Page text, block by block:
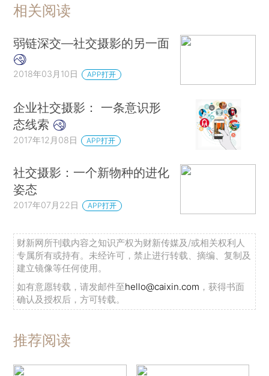
相关阅读
弱链深交—社交摄影的另一面
2018年03月10日 APP打开
企业社交摄影： 一条意识形
态线索
2017年12月08日 APP打开
社交摄影：一个新物种的进化
姿态
2017年07月22日 APP打开
财新网所刊载内容之知识产权为财新传媒及/或相关权利人
专属所有或持有。未经许可，禁止进行转载、摘编、复制及
建立镜像等任何使用。
如有意愿转载，请发邮件至hello@caixin.com ，获得书面
确认及授权后，方可转载。
推荐阅读